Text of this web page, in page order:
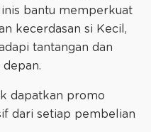
bantu memperkuat
kecerdasan si Kecil,
tantangan dan
dapatkan promo
dari setiap pembelian